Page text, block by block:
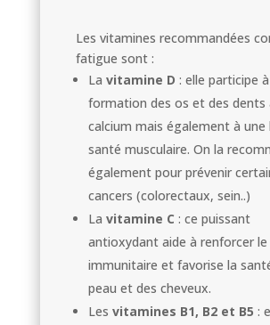
Les vitamines recommandées
fatigue sont :
La vitamine D : elle participe
formation des os et des dents
calcium mais également à une
santé musculaire. On la
également pour prévenir
cancers (colorectaux, sein..)
La vitamine C : ce puissant
antioxydant aide à renforcer
immunitaire et favorise la
peau et des cheveux.
Les vitamines B1, B2 et B5 :